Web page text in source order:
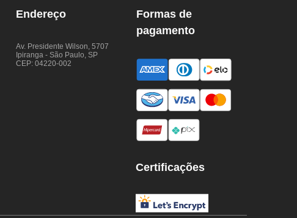
Endereço
Av. Presidente Wilson, 5707
Ipiranga - São Paulo, SP
CEP: 04220-002
Formas de
pagamento
Certificações